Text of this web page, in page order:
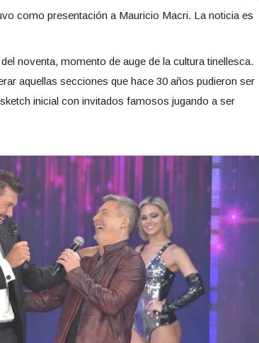
como presentación a Mauricio Macri. La noticia es
noventa, momento de auge de la cultura tinellesca.
aquellas secciones que hace 30 años pudieron ser
inicial con invitados famosos jugando a ser